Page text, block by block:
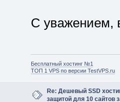
С уважением,
Бесплатный хостинг №1
ТОП 1 VPS по версии TestVPS.ru
Re: Дешевый SSD
защитой для 10 сайтов